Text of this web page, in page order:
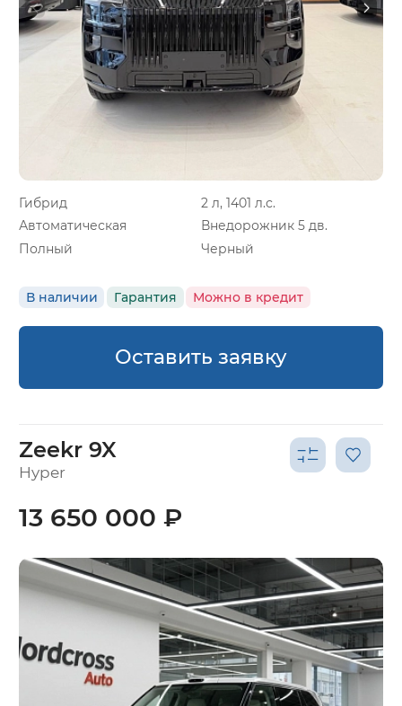
Гибрид
2 л, 1401 л.с.
Автоматическая
Внедорожник 5 дв.
Полный
Черный
В наличии Гарантия Можно в кредит
Оставить заявку
Zeekr 9X
Hyper
13 650 000 ₽